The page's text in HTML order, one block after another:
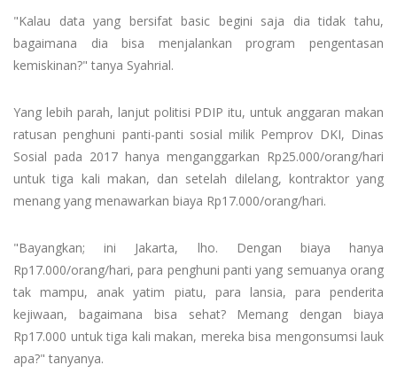
"Kalau data yang bersifat basic begini saja dia tidak tahu,
bagaimana dia bisa menjalankan program pengentasan
kemiskinan?" tanya Syahrial.
Yang lebih parah, lanjut politisi PDIP itu, untuk anggaran makan
ratusan penghuni panti-panti sosial milik Pemprov DKI, Dinas
Sosial pada 2017 hanya menganggarkan Rp25.000/orang/hari
untuk tiga kali makan, dan setelah dilelang, kontraktor yang
menang yang menawarkan biaya Rp17.000/orang/hari.
"Bayangkan; ini Jakarta, lho. Dengan biaya hanya
Rp17.000/orang/hari, para penghuni panti yang semuanya orang
tak mampu, anak yatim piatu, para lansia, para penderita
kejiwaan, bagaimana bisa sehat? Memang dengan biaya
Rp17.000 untuk tiga kali makan, mereka bisa mengonsumsi lauk
apa?" tanyanya.